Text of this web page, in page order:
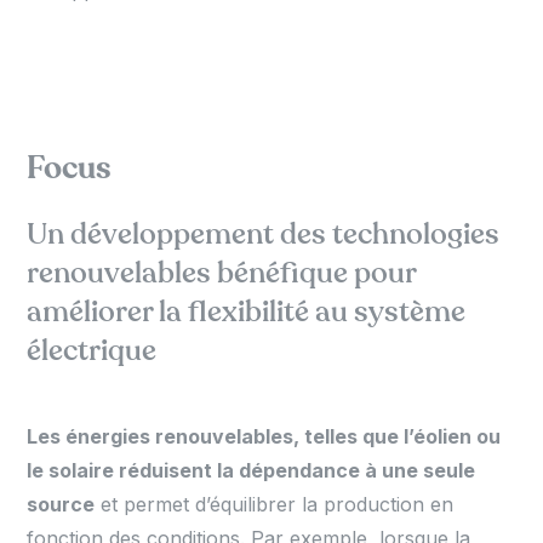
Focus
Un développement des technologies
renouvelables bénéfique pour
améliorer la flexibilité au système
électrique
Les énergies renouvelables, telles que l’éolien ou
le solaire réduisent la dépendance à une seule
source et permet d’équilibrer la production en
fonction des conditions. Par exemple, lorsque la